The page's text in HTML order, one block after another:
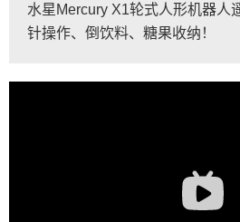
水星Mercury X1轮式人形机器人
针操作、倒饮料、糖果收纳！